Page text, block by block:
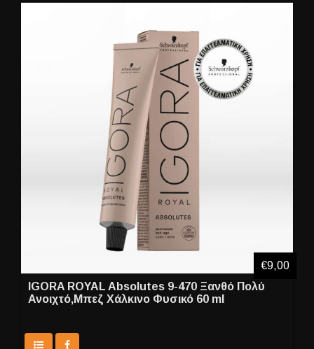
IGORA ROYAL Absolutes 9-470 Ξανθό Πολύ
Ανοιχτό,Μπεζ Χάλκινο Φυσικό 60 ml
€9,00